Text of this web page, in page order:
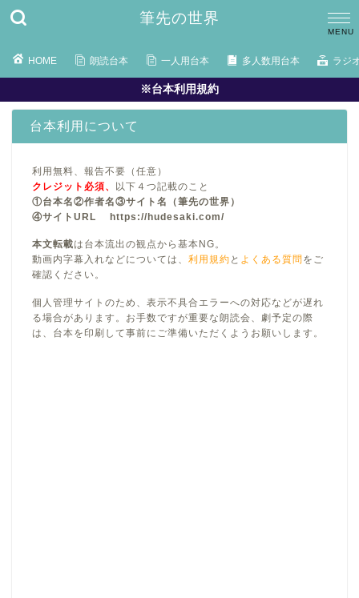
筆先の世界
HOME 朗読台本 一人用台本 多人数用台本 ラジ
※台本利用規約
台本利用について
利用無料、報告不要（任意）
クレジット必須、
以下４つ記載のこと
①台本名②作者名③サイト名（筆先の世界）
④サイトURL https://hudesaki.com/
本文転載は台本流出の観点から基本NG。
動画内字幕入れなどについては、 利用規約 と よくある質問 をご
確認ください。
個人管理サイトのため、表示不具合エラーへの対応などが遅れ
る場合があります。お手数ですが重要な朗読会、劇予定の際
は、台本を印刷して事前にご準備いただくようお願いします。